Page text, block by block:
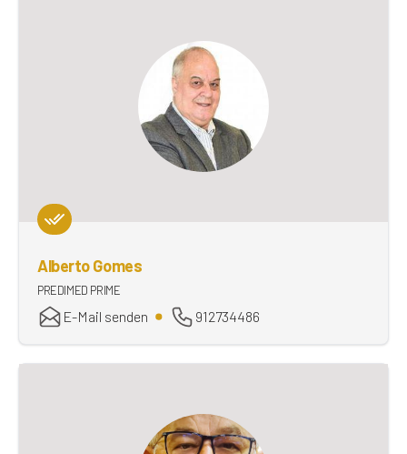
Alberto Gomes
PREDIMED PRIME
E-Mail senden 912734486